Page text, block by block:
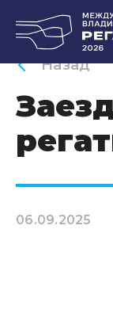
Назад
06.09.2025